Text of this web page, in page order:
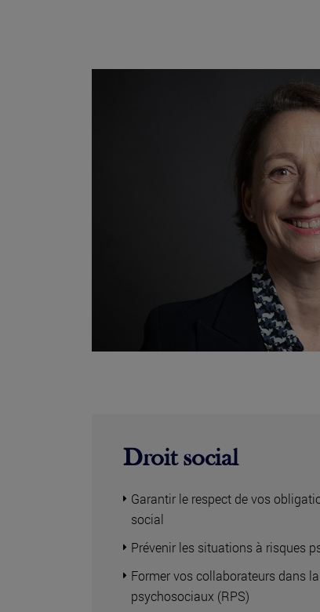
Droit social
Garantir le respect de vos
social
Prévenir les situations à risques
Former vos collaborateurs dans
psychosociaux (RPS)